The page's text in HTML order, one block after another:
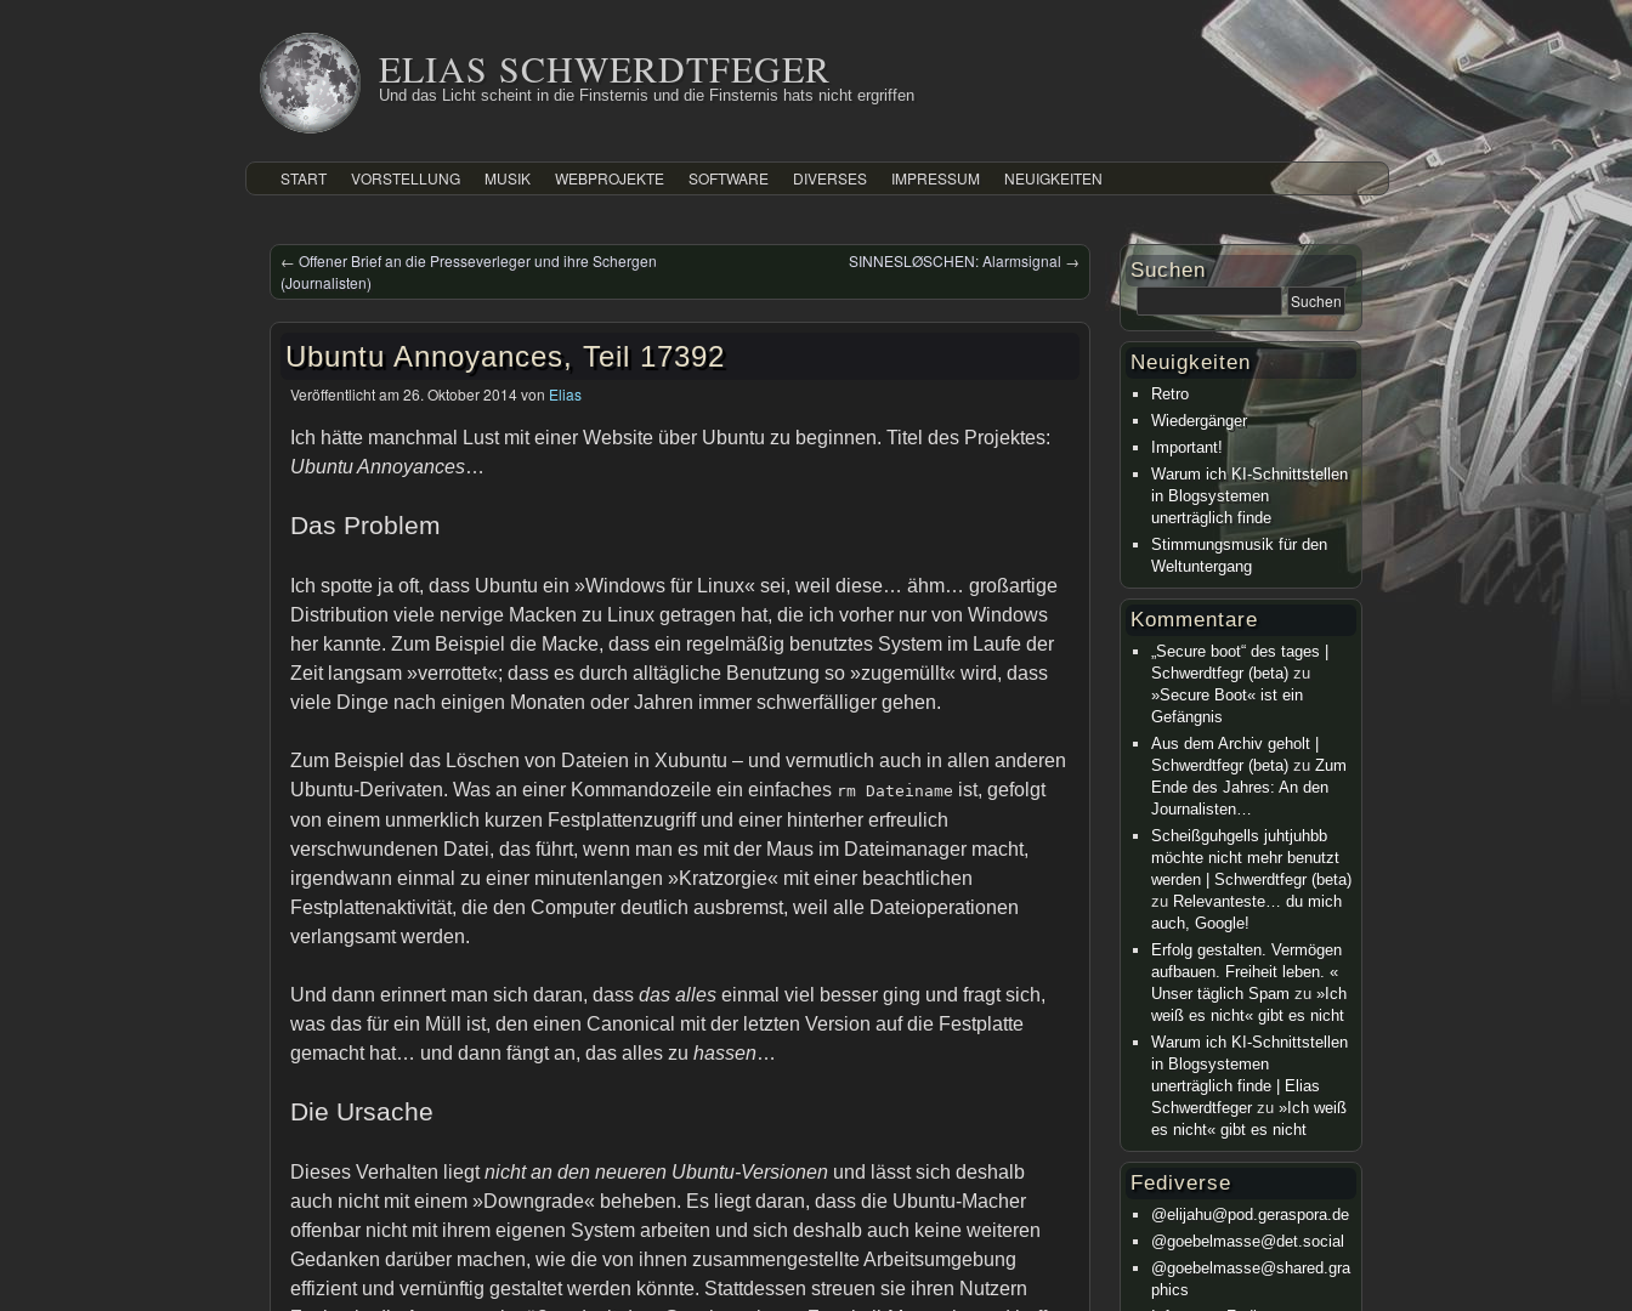
Inhalt
springen
ELIAS SCHWERDTFEGER
Und das Licht scheint in die Finsternis und die Finsternis hats nicht ergriffen
START VORSTELLUNG MUSIK WEBPROJEKTE SOFTWARE DIVERSES IMPRESSUM NEUIGKEITEN
← Offener Brief an die Presseverleger und ihre Schergen
(Journalisten)
SINNESLØSCHEN: Alarmsignal →
Ubuntu Annoyances, Teil 17392
Veröffentlicht am 26. Oktober 2014von Elias
Ich hätte manchmal Lust mit einer Website über Ubuntu zu beginnen. Titel des Projektes:
Ubuntu Annoyances…
Das Problem
Ich spotte ja oft, dass Ubuntu ein »Windows für Linux« sei, weil diese… ähm… großartige
Distribution viele nervige Macken zu Linux getragen hat, die ich vorher nur von Windows
her kannte. Zum Beispiel die Macke, dass ein regelmäßig benutztes System im Laufe der
Zeit langsam »verrottet«; dass es durch alltägliche Benutzung so »zugemüllt« wird, dass
viele Dinge nach einigen Monaten oder Jahren immer schwerfälliger gehen.
Zum Beispiel das Löschen von Dateien in Xubuntu – und vermutlich auch in allen anderen
Ubuntu-Derivaten. Was an einer Kommandozeile ein einfaches rm Dateiname ist, gefolgt
von einem unmerklich kurzen Festplattenzugriff und einer hinterher erfreulich
verschwundenen Datei, das führt, wenn man es mit der Maus im Dateimanager macht,
irgendwann einmal zu einer minutenlangen »Kratzorgie« mit einer beachtlichen
Festplattenaktivität, die den Computer deutlich ausbremst, weil alle Dateioperationen
verlangsamt werden.
Und dann erinnert man sich daran, dass das alles einmal viel besser ging und fragt sich,
was das für ein Müll ist, den einen Canonical mit der letzten Version auf die Festplatte
gemacht hat… und dann fängt an, das alles zu hassen…
Die Ursache
Dieses Verhalten liegtnicht an den neueren Ubuntu-Versionen und lässt sich deshalb
auch nicht mit einem »Downgrade« beheben. Es liegt daran, dass die Ubuntu-Macher
offenbar nicht mit ihrem eigenen System arbeiten und sich deshalb auch keine weiteren
Gedanken darüber machen, wie die von ihnen zusammengestellte Arbeitsumgebung
effizient und vernünftig gestaltet werden könnte. Stattdessen streuen sie ihren Nutzern
Suchen
Neuigkeiten
Retro
Wiedergänger
Important!
Warum ich KI-Schnittstellen
in Blogsystemen
unerträglich finde
Stimmungsmusik für den
Weltuntergang
Kommentare
„Secure boot“ des tages |
Schwerdtfegr (beta)zu
»Secure Boot« ist ein
Gefängnis
Aus dem Archiv geholt |
Schwerdtfegr (beta)zu Zum
Ende des Jahres: An den
Journalisten…
Scheißguhgells juhtjuhbb
möchte nicht mehr benutzt
werden | Schwerdtfegr (beta)
zu Relevanteste… du mich
auch, Google!
Erfolg gestalten. Vermögen
aufbauen. Freiheit leben. «
Unser täglich Spam zu »Ich
weiß es nicht« gibt es nicht
Warum ich KI-Schnittstellen
in Blogsystemen
unerträglich finde | Elias
Schwerdtfegerzu »Ich weiß
es nicht« gibt es nicht
Fediverse
@elijahu@pod.geraspora.de
@goebelmasse@det.social
@goebelmasse@shared.gra
phics